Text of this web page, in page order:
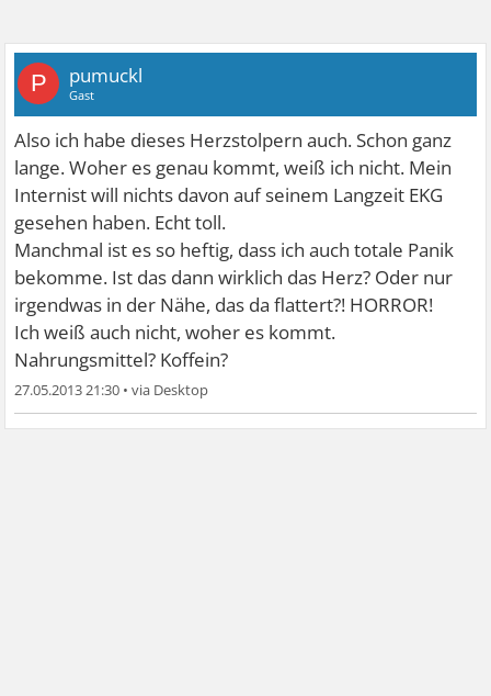
P pumuckl
Gast
Also ich habe dieses Herzstolpern auch. Schon ganz
lange. Woher es genau kommt, weiß ich nicht. Mein
Internist will nichts davon auf seinem Langzeit EKG
gesehen haben. Echt toll.
Manchmal ist es so heftig, dass ich auch totale Panik
bekomme. Ist das dann wirklich das Herz? Oder nur
irgendwas in der Nähe, das da flattert?! HORROR!
Ich weiß auch nicht, woher es kommt.
Nahrungsmittel? Koffein?
27.05.2013 21:30 •